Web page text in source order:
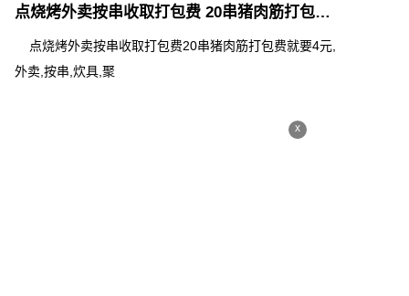
点烧烤外卖按串收取打包费 20串猪肉筋打包费就要4元
点烧烤外卖按串收取打包费20串猪肉筋打包费就要4元,
外卖,按串,炊具,聚
x